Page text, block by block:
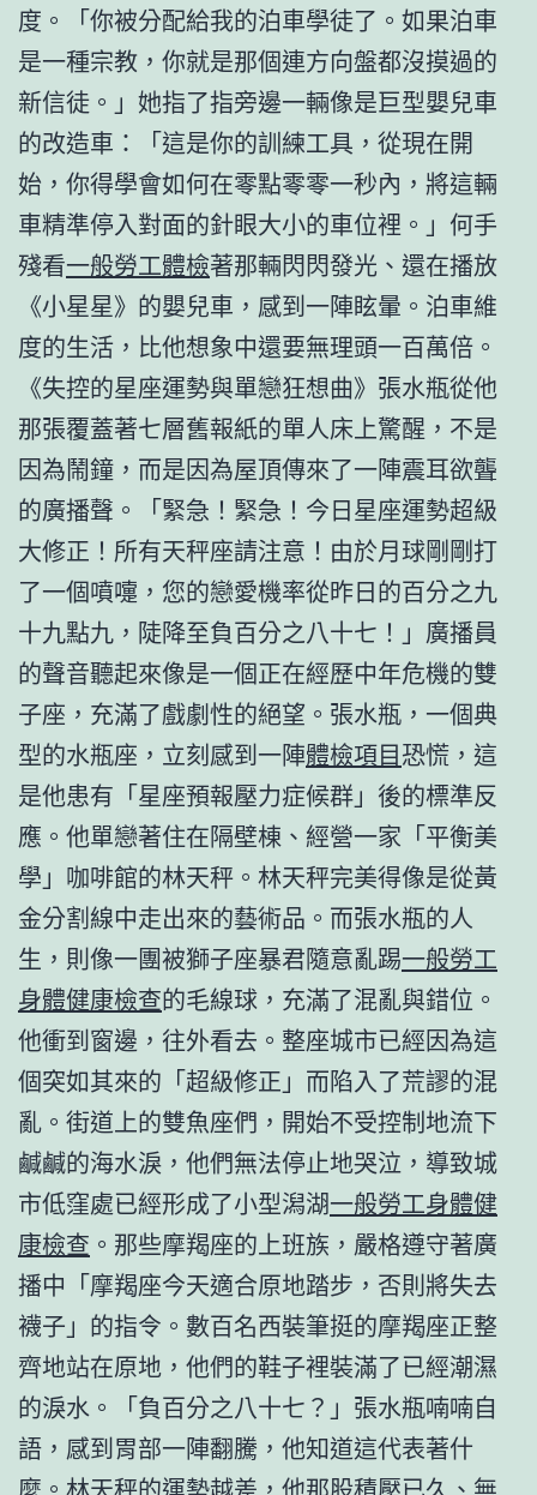
度。「你被分配給我的泊車學徒了。如果泊車
是一種宗教，你就是那個連方向盤都沒摸過的
新信徒。」她指了指旁邊一輛像是巨型嬰兒車
的改造車：「這是你的訓練工具，從現在開
始，你得學會如何在零點零零一秒內，將這輛
車精準停入對面的針眼大小的車位裡。」何手
殘看一般勞工體檢著那輛閃閃發光、還在播放
《小星星》的嬰兒車，感到一陣眩暈。泊車維
度的生活，比他想象中還要無理頭一百萬倍。
《失控的星座運勢與單戀狂想曲》張水瓶從他
那張覆蓋著七層舊報紙的單人床上驚醒，不是
因為鬧鐘，而是因為屋頂傳來了一陣震耳欲聾
的廣播聲。「緊急！緊急！今日星座運勢超級
大修正！所有天秤座請注意！由於月球剛剛打
了一個噴嚏，您的戀愛機率從昨日的百分之九
十九點九，陡降至負百分之八十七！」廣播員
的聲音聽起來像是一個正在經歷中年危機的雙
子座，充滿了戲劇性的絕望。張水瓶，一個典
型的水瓶座，立刻感到一陣體檢項目恐慌，這
是他患有「星座預報壓力症候群」後的標準反
應。他單戀著住在隔壁棟、經營一家「平衡美
學」咖啡館的林天秤。林天秤完美得像是從黃
金分割線中走出來的藝術品。而張水瓶的人
生，則像一團被獅子座暴君隨意亂踢一般勞工
身體健康檢查的毛線球，充滿了混亂與錯位。
他衝到窗邊，往外看去。整座城市已經因為這
個突如其來的「超級修正」而陷入了荒謬的混
亂。街道上的雙魚座們，開始不受控制地流下
鹹鹹的海水淚，他們無法停止地哭泣，導致城
市低窪處已經形成了小型潟湖一般勞工身體健
康檢查 。那些摩羯座的上班族，嚴格遵守著廣
播中「摩羯座今天適合原地踏步，否則將失去
襪子」的指令。數百名西裝筆挺的摩羯座正整
齊地站在原地，他們的鞋子裡裝滿了已經潮濕
的淚水。「負百分之八十七？」張水瓶喃喃自
語，感到胃部一陣翻騰，他知道這代表著什
麼。林天秤的運勢越差，他那股積壓已久、無